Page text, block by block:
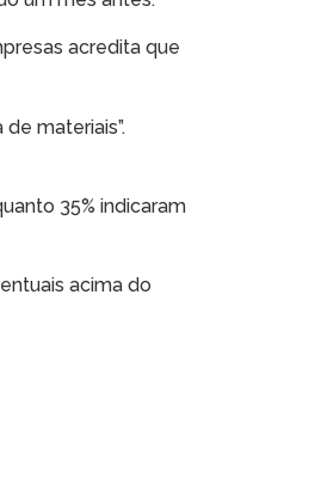
acredita que
materiais”.
35% indicaram
acima do